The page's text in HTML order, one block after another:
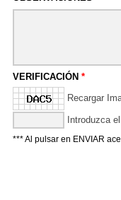
VERIFICACIÓN *
Recargar
Introduzca
*** Al pulsar en ENVIAR